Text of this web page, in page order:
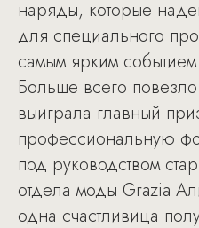
наряды, которые
для специального
самым ярким
Больше всего
выиграла главный
профессиональную
под руководством
отдела моды Grazia
одна счастливица